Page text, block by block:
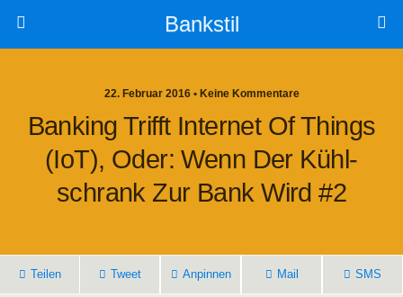
Bankstil
22. Februar 2016 • Keine Kommentare
Ban­king Trifft Inter­net Of Things
(IoT), Oder: Wenn Der Kühl­
Schrank Zur Bank Wird #2
Tei­len Tweet Anpin­nen Mail SMS